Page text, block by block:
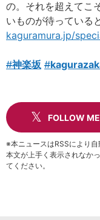
の。それを超えてこ
いものが待っている
kaguramura.jp/
#神楽坂 #
FOLLOW
※本ニュースはRSSにより自
本文が上手く表示されなか
てください。